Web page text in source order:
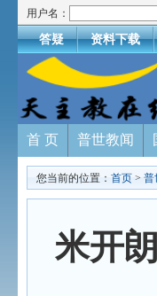
用户名：
答疑 资料下载
首 页 普世教闻
您当前的位置： 首页 > 普
米开